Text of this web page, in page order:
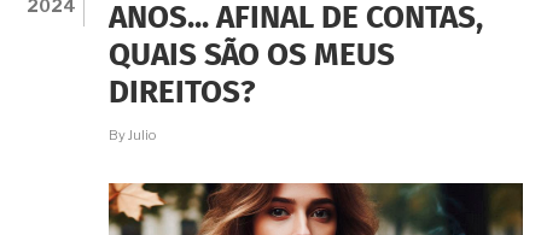
VIVO
EM
UNIÃO
ESTÁVEL?
2024
ANOS... AFINAL DE CONTAS,
QUAIS SÃO OS MEUS
DIREITOS?
ByJulio